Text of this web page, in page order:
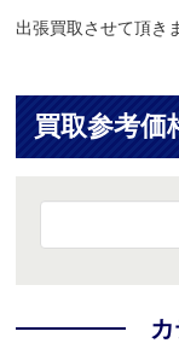
出張買取させて頂き
買取参考価